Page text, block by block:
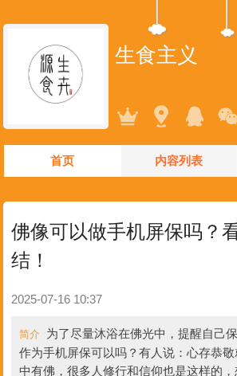
生食主义
首页 内容列表
佛像可以做手机屏保吗？
结！
2025-07-16 10:37
简介 为了尽量沐浴在佛光中，提醒自己
作为手机屏保可以吗？有人说：心存恭
中有佛，很多人修行和信仰也是这样的